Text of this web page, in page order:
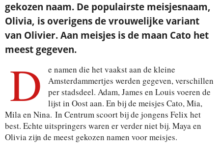
gekozen naam. De populairste meisjesnaam,
Olivia, is overigens de vrouwelijke variant
van Olivier. Aan meisjes is de maan Cato het
meest gegeven.
D
e namen die het vaakst aan de kleine
Amsterdammertjes werden gegeven, verschillen
per stadsdeel. Adam, James en Louis voeren de
lijst in Oost aan. En bij de meisjes Cato, Mia,
Mila en Nina. In Centrum scoort bij de jongens Felix het
best. Echte uitspringers waren er verder niet bij. Maya en
Olivia zijn de meest gekozen namen voor meisjes.